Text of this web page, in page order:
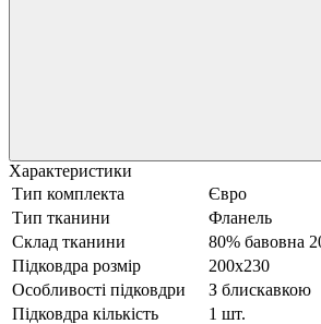
Характеристики
Тип комплекта
Євро
Тип тканини
Фланель
Склад тканини
80% бавовна
Підковдра розмір
200х230
Особливості підковдри
З блискавкою
Підковдра кількість
1 шт.